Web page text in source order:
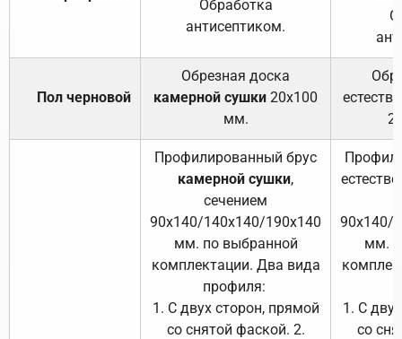
Обработка
антисептиком.
Пол черновой
Обрезная доска
камерной сушки 20х100
мм.
Профилированный брус
камерной сушки,
сечением
90х140/140х140/190х140
мм. по выбранной
комплектации. Два вида
профиля:
1. С двух сторон, прямой
со снятой фаской. 2.
90х140/
мм.
1. С
со